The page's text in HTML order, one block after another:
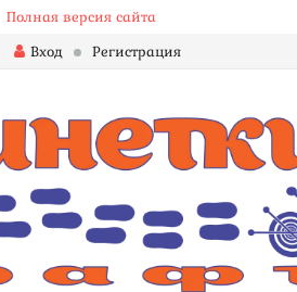
Полная версия сайта
Вход
Регистрация